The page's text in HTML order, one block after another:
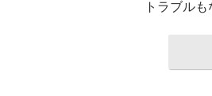
トラブル